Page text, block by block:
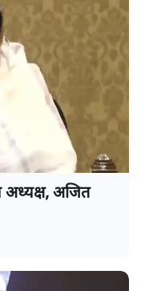
अध्यक्ष, अजित